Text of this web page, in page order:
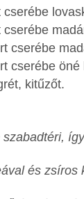
cserébe
cserébe
kitűzőt.
és zsíros